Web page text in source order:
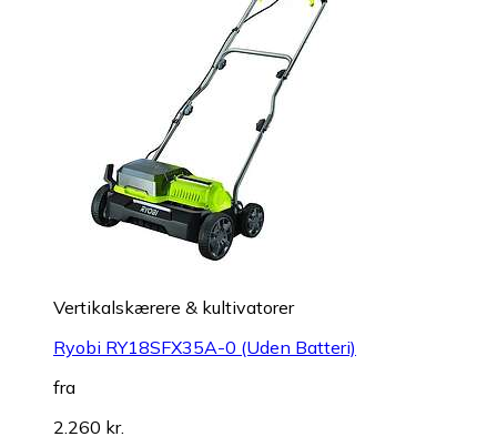
Vertikalskærere & kultivatorer
Ryobi RY18SFX35A-0 (Uden Batteri)
fra
2.260 kr.